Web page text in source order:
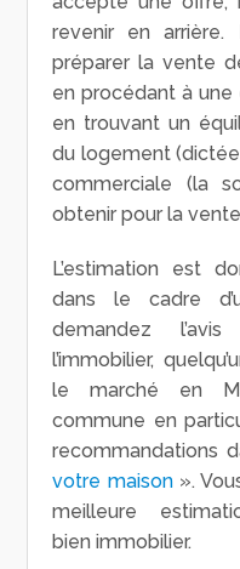
revenir en arrière.
préparer la vente
en procédant à
en trouvant un
du logement
commerciale (la
obtenir pour la
L’estimation est
dans le cadre
demandez
l’immobilier,
le marché en
commune en
recommandations
votre maison».
meilleure
bien immobilier.